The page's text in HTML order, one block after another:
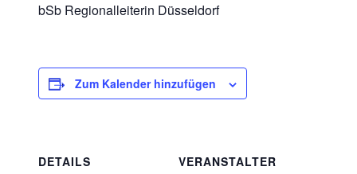
bSb Regionalleiterin Düsseldorf
Zum Kalender hinzufügen
DETAILS
VERANSTALTER